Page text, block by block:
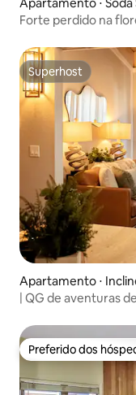
Forte perdido na
Superhost
Superhost
Apartamento ⋅
| QG de aventuras
Preferido dos
Preferido dos